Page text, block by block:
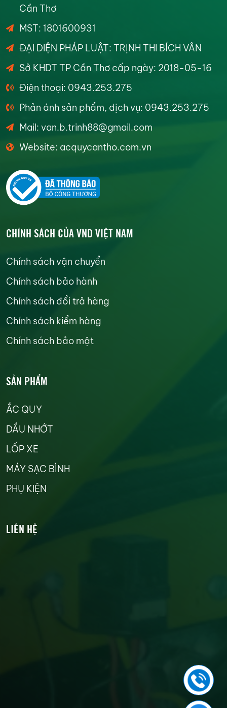
Cần Thơ
MST: 1801600931
ĐẠI DIỆN PHÁP LUẬT: TRỊNH THI BÍCH VÂN
Sở KHDT TP Cần Thơ cấp ngày: 2018-05-16
Điện thoại: 0943.253.275
Phản ánh sản phẩm, dịch vụ: 0943.253.275
Mail: van.b.trinh88@gmail.com
Website: acquycantho.com.vn
CHÍNH SÁCH CỦA VND VIỆT NAM
Chính sách vận chuyển
Chính sách bảo hành
Chính sách đổi trả hàng
Chính sách kiểm hàng
Chính sách bảo mật
SẢN PHẨM
ẮC QUY
DẦU NHỚT
LỐP XE
MÁY SẠC BÌNH
PHỤ KIỆN
LIÊN HỆ